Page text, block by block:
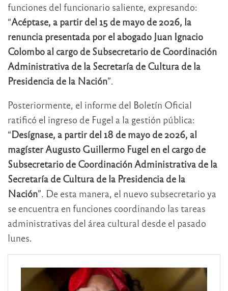
funciones del funcionario saliente, expresando:
“Acéptase, a partir del 15 de mayo de 2026, la
renuncia presentada por el abogado Juan Ignacio
Colombo al cargo de Subsecretario de Coordinación
Administrativa de la Secretaría de Cultura de la
Presidencia de la Nación”.
Posteriormente, el informe del Boletín Oficial
ratificó el ingreso de Fugel a la gestión pública:
“Desígnase, a partir del 18 de mayo de 2026, al
magíster Augusto Guillermo Fugel en el cargo de
Subsecretario de Coordinación Administrativa de la
Secretaría de Cultura de la Presidencia de la
Nación”. De esta manera, el nuevo subsecretario ya
se encuentra en funciones coordinando las tareas
administrativas del área cultural desde el pasado
lunes.